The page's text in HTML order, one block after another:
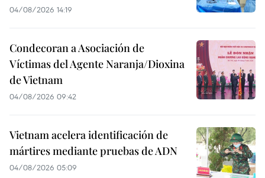
04/08/2026 14:19
Condecoran a Asociación de
Víctimas del Agente Naranja/Dioxina
de Vietnam
04/08/2026 09:42
Vietnam acelera identificación de
mártires mediante pruebas de ADN
04/08/2026 05:09